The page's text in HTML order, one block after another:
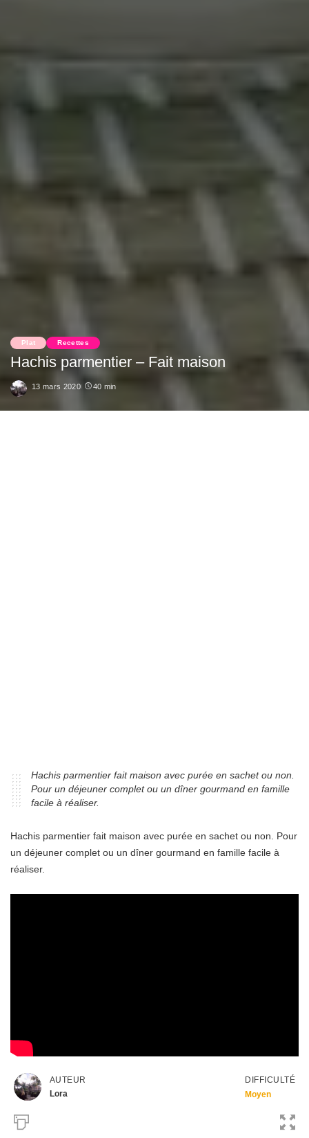
Plat Recettes
Hachis parmentier – Fait maison
13 mars 2020 40 min
Hachis parmentier fait maison avec purée en sachet ou non.
Pour un déjeuner complet ou un dîner gourmand en famille
facile à réaliser.
Hachis parmentier fait maison avec purée en sachet ou non. Pour
un déjeuner complet ou un dîner gourmand en famille facile à
réaliser.
AUTEUR
Lora
DIFFICULTÉ
Moyen